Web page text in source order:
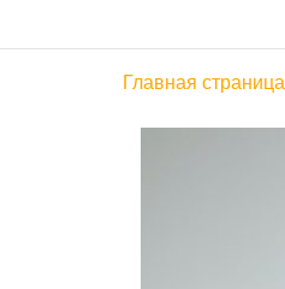
Главная страница